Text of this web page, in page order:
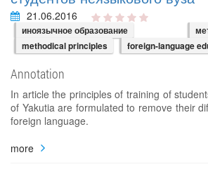
21.06.2016
иноязычное образование
methodical principles
foreign-language
Annotation
In article the principles of training of
of Yakutia are formulated to remove their
foreign language.
more